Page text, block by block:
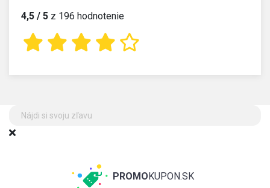
4,5 / 5 z 196 hodnotenie
PROMO KUPON.SK